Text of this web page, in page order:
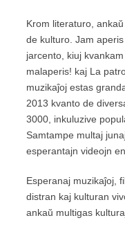
Krom literaturo,
de kulturo. Jam
jarcento, kiuj
malaperis! kaj La
muzikaĵoj estas
2013 kvanto de
3000, inkuluzive
Samtampe multaj
esperantajn videojn
Esperanaj muzikaĵoj,
distran kaj kulturan
ankaŭ multigas